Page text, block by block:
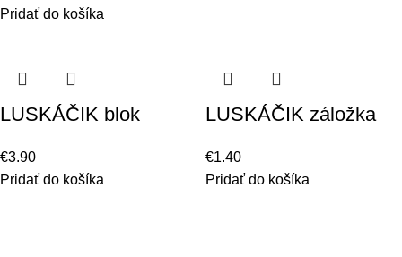
Pridať do košíka
LUSKÁČIK blok
€3.90
Pridať do košíka
LUSKÁČIK záložka
€1.40
Pridať do košíka